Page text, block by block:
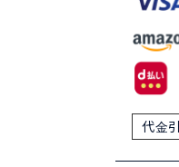
代金